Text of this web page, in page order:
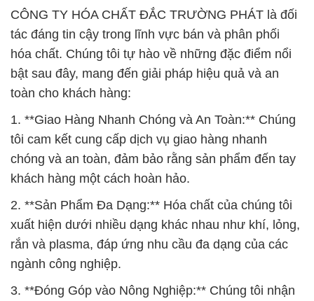
CÔNG TY HÓA CHẤT ĐẮC TRƯỜNG PHÁT là đối
tác đáng tin cậy trong lĩnh vực bán và phân phối
hóa chất. Chúng tôi tự hào về những đặc điểm nổi
bật sau đây, mang đến giải pháp hiệu quả và an
toàn cho khách hàng:
1. **Giao Hàng Nhanh Chóng và An Toàn:** Chúng
tôi cam kết cung cấp dịch vụ giao hàng nhanh
chóng và an toàn, đảm bảo rằng sản phẩm đến tay
khách hàng một cách hoàn hảo.
2. **Sản Phẩm Đa Dạng:** Hóa chất của chúng tôi
xuất hiện dưới nhiều dạng khác nhau như khí, lỏng,
rắn và plasma, đáp ứng nhu cầu đa dạng của các
ngành công nghiệp.
3. **Đóng Góp vào Nông Nghiệp:** Chúng tôi nhận